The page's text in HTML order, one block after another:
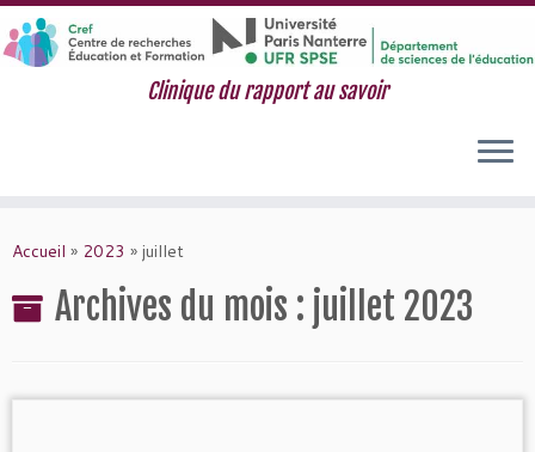
au
Clinique du rapport au savoir
Accueil » 2023 » juillet
Archives du mois : juillet 2023